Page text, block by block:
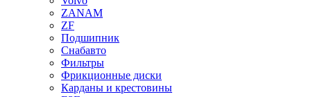
ZANAM
ZF
Подшипник
Снабавто
Фильтры
Фрикционные диски
Карданы и крестовины